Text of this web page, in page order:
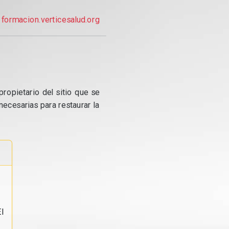
formacion.verticesalud.org
del sitio que se
para restaurar la